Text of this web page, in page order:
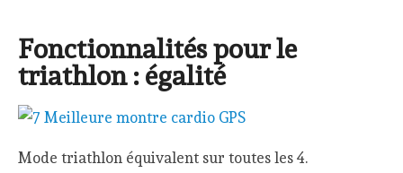
Fonctionnalités pour le
triathlon : égalité
Mode triathlon équivalent sur toutes les 4.